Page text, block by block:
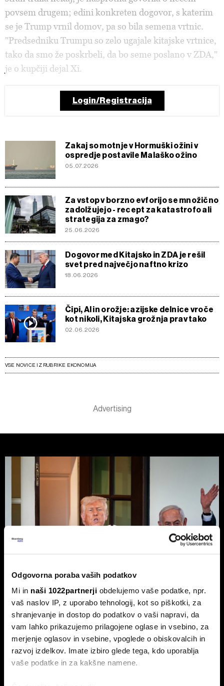
Odgovorna poraba vaših podatkov
Mi in naši 1022partnerji obdelujemo vaše podatke, npr.
vaš naslov IP, z uporabo tehnologij, kot so piškotki, za
shranjevanje in dostop do podatkov o vaši napravi, da
vam lahko prikazujemo prilagojene oglase in vsebino, za
merjenje oglasov in vsebine, vpoglede o obiskovalcih in
razvoj izdelkov. Imate izbiro glede tega, kdo uporablja
vaše podatke in za kakšne namene.
povsem drugem; edini konkreten dogovor, s katerim
se je Trump vrnil domov, pa so bila semena vrtnic.
"Predsedniku Trumpu so zelo ugajale kitajske vrtnice,
tako da smo že poskrbeli, da bo seme poslano v ZDA,"
je o kupčiji dejal Xi.
Login/Registracija
Zakaj so motnje v Hormuški ožini v
ospredje postavile Malaško ožino
05.07.2026
Za vstop v borzno evforijo se množično
zadolžujejo - recept za katastrofo ali
strategija za zmago?
25.06.2026
Dogovor med Kitajsko in ZDA je rešil
svet pred največjo naftno krizo
18.06.2026
Čipi, AI in orožje: azijske delnice vroče
kot nikoli, Kitajska grožnja prav tako
02.06.2026
VSE NOVICE IZ RUBRIKE EKONOMIJA
Top 5 novic za začetek dneva:
Odpiranje Hormuške ožine, a ne za
ZDA in Izrael?
To so prve novice dneva.